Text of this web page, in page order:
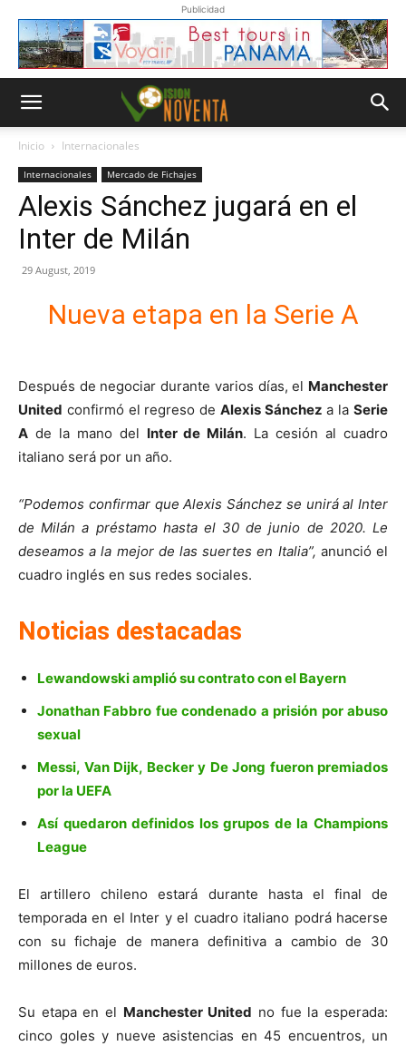
Publicidad
Inicio Internacionales
Internacionales Mercado de Fichajes
Alexis Sánchez jugará en el
Inter de Milán
29 August, 2019
Nueva etapa en la Serie A
Después de negociar durante varios días, el Manchester
United confirmó el regreso de Alexis Sánchez a laSerie
A de la mano del Inter de Milán. La cesión al cuadro
italiano será por un año.
“Podemos confirmar que Alexis Sánchez se unirá al Inter
de Milán a préstamo hasta el 30 de junio de 2020. Le
deseamos a la mejor de las suertes en Italia”, anunció el
cuadro inglés en sus redes sociales.
Noticias destacadas
Lewandowski amplió su contrato con el Bayern
Jonathan Fabbro fue condenado a prisión por abuso
sexual
Messi, Van Dijk, Becker y De Jong fueron premiados
por la UEFA
Así quedaron definidos los grupos de la Champions
League
El artillero chileno estará durante hasta el final de
temporada en el Inter y el cuadro italiano podrá hacerse
con su fichaje de manera definitiva a cambio de 30
millones de euros.
Su etapa en el Manchester United no fue la esperada:
cinco goles y nueve asistencias en 45 encuentros, un